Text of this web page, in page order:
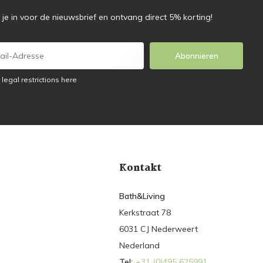
je in voor de nieuwsbrief en ontvang direct 5% korting!
Abonnieren
legal restrictions here
Kontakt
Bath&Living
Kerkstraat 78
6031 CJ Nederweert
Nederland